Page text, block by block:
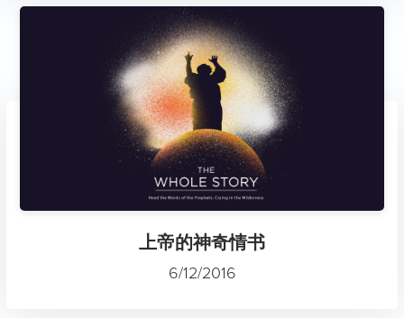
上帝的神奇情书
6/12/2016